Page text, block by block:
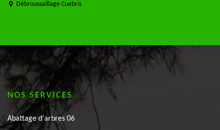
Débroussaillage Cuebris
NOS SERVICES
Abattage d'arbres 06